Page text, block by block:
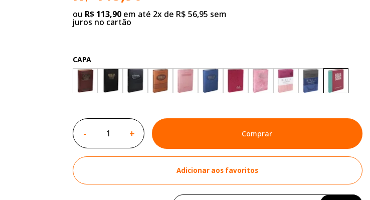
ou R$ 113,90em até 2x de R$ 56,95 sem
juros no cartão
CAPA
- + Comprar
Adicionar aos favoritos